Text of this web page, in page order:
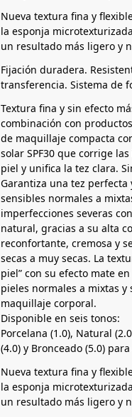
Nueva textura fina y
la esponja
un resultado más ligero y
Fijación duradera.
transferencia. Sistema de
Textura fina y sin efecto
combinación con
de maquillaje compacta
solar SPF30 que corrige
piel y unifica la tez clara.
Garantiza una tez
sensibles normales a
imperfecciones severas
natural, gracias a su alta
reconfortante, cremosa y
secas a muy secas. La
piel” con su efecto mate
pieles normales a mixtas
maquillaje corporal.
Disponible en seis tonos:
Porcelana (1.0), Natural
(4.0) y Bronceado (5.0)
Nueva textura fina y
la esponja
un resultado más ligero y